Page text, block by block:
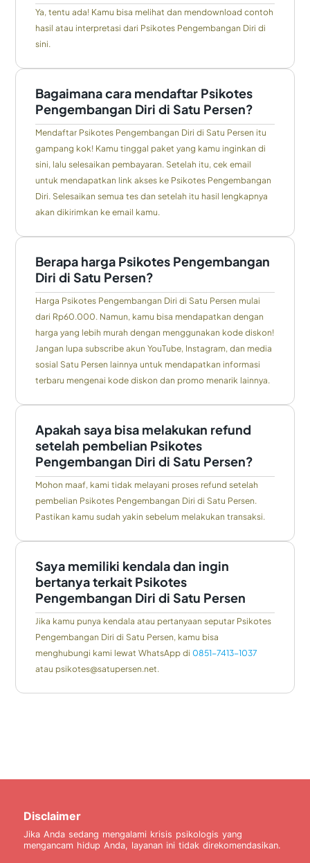
Ya, tentu ada! Kamu bisa melihat dan mendownload contoh
hasil atau interpretasi dari Psikotes Pengembangan Diri di
sini.
Bagaimana cara mendaftar Psikotes
Pengembangan Diri di Satu Persen?
Mendaftar Psikotes Pengembangan Diri di Satu Persen itu
gampang kok! Kamu tinggal paket yang kamu inginkan di
sini, lalu selesaikan pembayaran. Setelah itu, cek email
untuk mendapatkan link akses ke Psikotes Pengembangan
Diri. Selesaikan semua tes dan setelah itu hasil lengkapnya
akan dikirimkan ke email kamu.
Berapa harga Psikotes Pengembangan
Diri di Satu Persen?
Harga Psikotes Pengembangan Diri di Satu Persen mulai
dari Rp60.000. Namun, kamu bisa mendapatkan dengan
harga yang lebih murah dengan menggunakan kode diskon!
Jangan lupa subscribe akun YouTube, Instagram, dan media
sosial Satu Persen lainnya untuk mendapatkan informasi
terbaru mengenai kode diskon dan promo menarik lainnya.
Apakah saya bisa melakukan refund
setelah pembelian Psikotes
Pengembangan Diri di Satu Persen?
Mohon maaf, kami tidak melayani proses refund setelah
pembelian Psikotes Pengembangan Diri di Satu Persen.
Pastikan kamu sudah yakin sebelum melakukan transaksi.
Saya memiliki kendala dan ingin
bertanya terkait Psikotes
Pengembangan Diri di Satu Persen
Jika kamu punya kendala atau pertanyaan seputar Psikotes
Pengembangan Diri di Satu Persen, kamu bisa
menghubungi kami lewat WhatsApp di0851-7413-1037
atau psikotes@satupersen.net.
Disclaimer
Jika Anda sedang mengalami krisis psikologis yang
mengancam hidup Anda, layanan ini tidak direkomendasikan.